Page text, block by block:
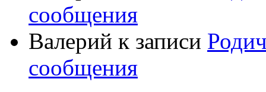
сообщения
Валерий к записи
сообщения